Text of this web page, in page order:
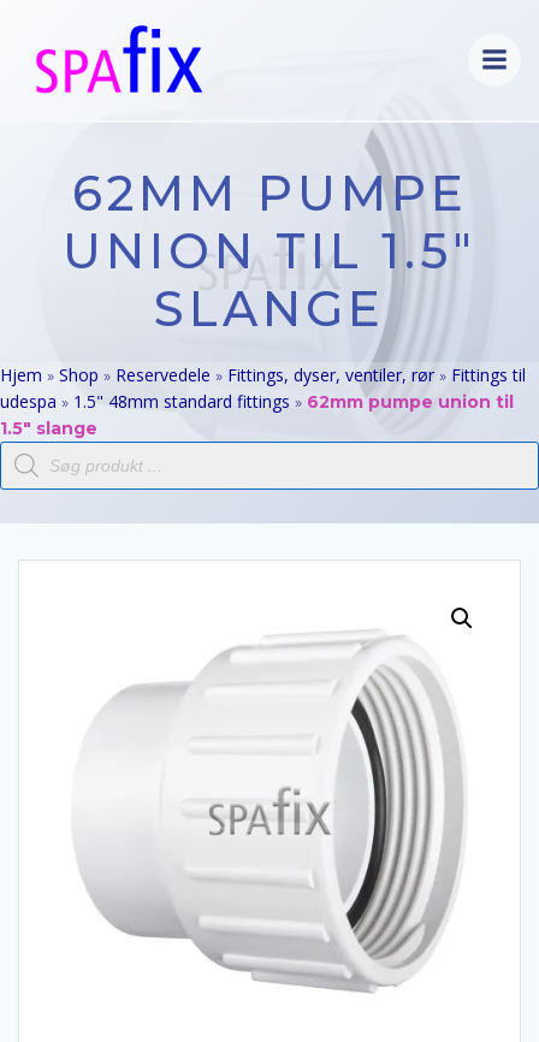
indhold
62MM PUMPE
UNION TIL 1.5″
SLANGE
Hjem » Shop » Reservedele » Fittings, dyser, ventiler, rør» Fittings til
udespa » 1.5" 48mm standard fittings » 62mm pumpe union til
1.5″ slange
Products
search